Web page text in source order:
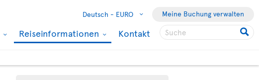
Deutsch - EURO Meine Buchung verwalten
Reiseinformationen Kontakt